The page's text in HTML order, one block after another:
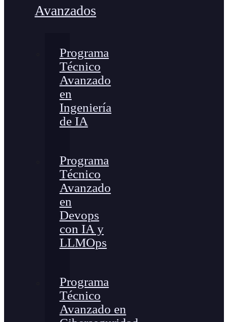
Avanzados
Programa
Técnico
Avanzado
en
Ingeniería
de IA
Programa
Técnico
Avanzado
en
Devops
con IA y
LLMOps
Programa
Técnico
Avanzado en